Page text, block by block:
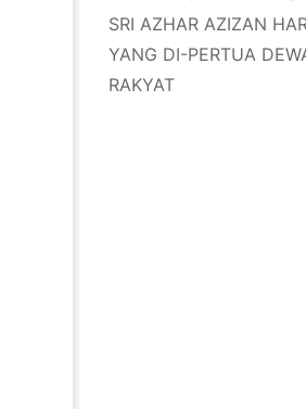
SRI AZHAR AZIZAN
YANG DI-PERTUA
RAKYAT